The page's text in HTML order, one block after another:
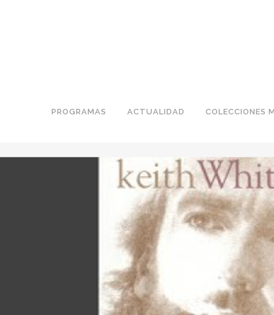
PROGRAMAS ACTUALIDAD COLECCIONES